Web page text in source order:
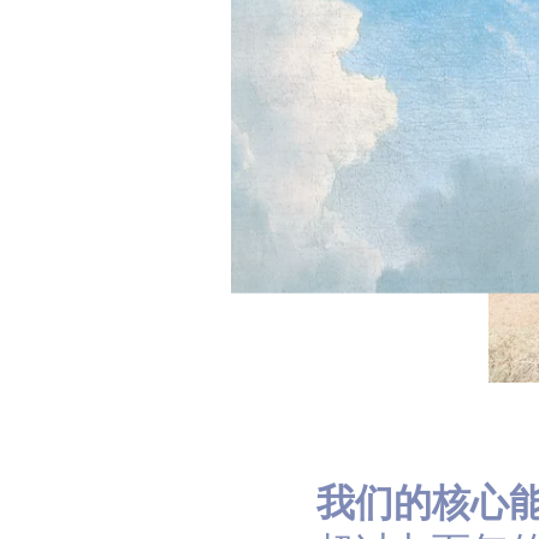
我们的核心